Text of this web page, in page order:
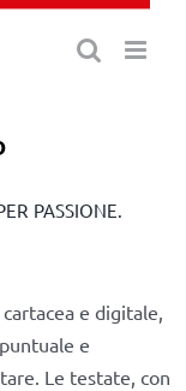
PASSIONE.
e digitale,
e
Le testate, con